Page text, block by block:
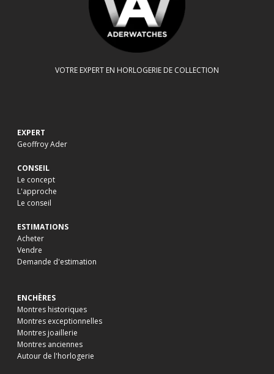
VOTRE EXPERT EN HORLOGERIE DE COLLECTION
EXPERT
Geoffroy Ader
CONSEIL
Le concept
L'approche
Le conseil
ESTIMATIONS
Acheter
Vendre
Demande d'estimation
ENCHÈRES
Montres historiques
Montres exceptionnelles
Montres joaillerie
Montres anciennes
Autour de l'horlogerie